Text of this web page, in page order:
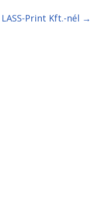
Print Kft.-nél →